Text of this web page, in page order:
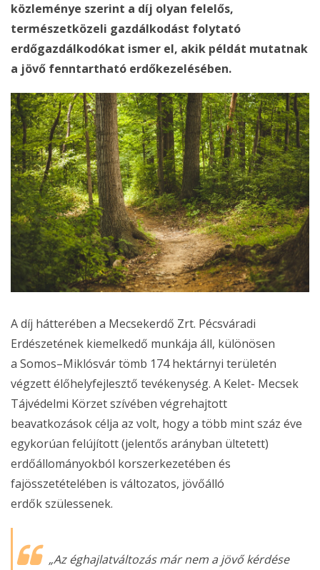
közleménye szerint a díj olyan felelős,
természetközeli gazdálkodást folytató
erdőgazdálkodókat ismer el, akik példát mutatnak
a jövő fenntartható erdőkezelésében.
A díj hátterében a Mecsekerdő Zrt. Pécsváradi
Erdészetének kiemelkedő munkája áll, különösen
a Somos–Miklósvár tömb 174 hektárnyi területén
végzett élőhelyfejlesztő tevékenység. A Kelet- Mecsek
Tájvédelmi Körzet szívében végrehajtott
beavatkozások célja az volt, hogy a több mint száz éve
egykorúan felújított (jelentős arányban ültetett)
erdőállományokból korszerkezetében és
fajösszetételében is változatos, jövőálló
erdők szülessenek.
„Az éghajlatváltozás már nem a jövő kérdése